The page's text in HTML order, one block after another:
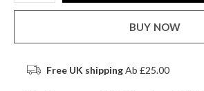
BUY NOW
Free UK shippingAb £25.00